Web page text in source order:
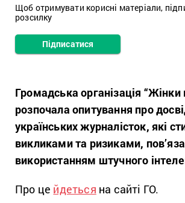
Щоб отримувати корисні матеріали,
розсилку
Підписатися
Громадська організація “Жінки
розпочала опитування про
українських журналісток, які
викликами та ризиками,
використанням штучного
Про це йдеться на сайті ГО.